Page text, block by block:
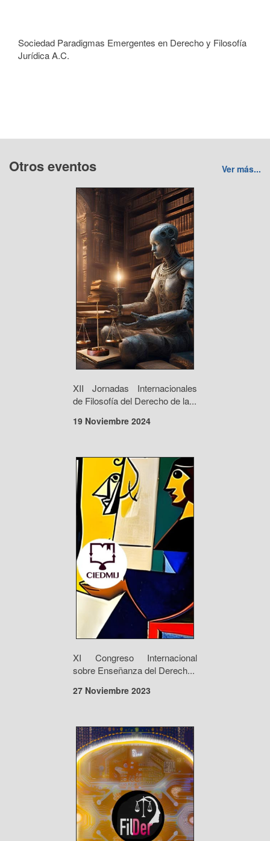
Sociedad Paradigmas Emergentes en Derecho y Filosofía
Jurídica A.C.
Otros eventos Ver más...
XII Jornadas Internacionales
de Filosofía del Derecho de la...
19 Noviembre 2024
XI Congreso Internacional
sobre Enseñanza del Derech...
27 Noviembre 2023